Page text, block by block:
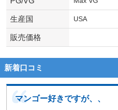
生産国 USA
販売価格
新着口コミ
マンゴー好きですが、、